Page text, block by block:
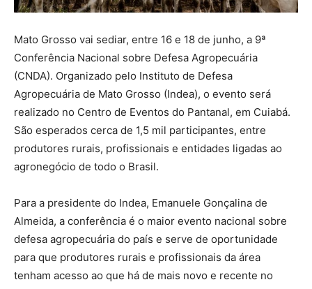
Mato Grosso vai sediar, entre 16 e 18 de junho, a 9ª
Conferência Nacional sobre Defesa Agropecuária
(CNDA). Organizado pelo Instituto de Defesa
Agropecuária de Mato Grosso (Indea), o evento será
realizado no Centro de Eventos do Pantanal, em Cuiabá.
São esperados cerca de 1,5 mil participantes, entre
produtores rurais, profissionais e entidades ligadas ao
agronegócio de todo o Brasil.
Para a presidente do Indea, Emanuele Gonçalina de
Almeida, a conferência é o maior evento nacional sobre
defesa agropecuária do país e serve de oportunidade
para que produtores rurais e profissionais da área
tenham acesso ao que há de mais novo e recente no